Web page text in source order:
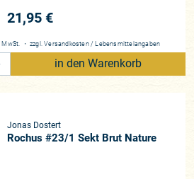
2018 hat sich Jonas Dostert in
sogenannten Naturwein-Winzer
Begriff ziemlich gegen den Strich
kulturelle Errungenschaft war (und
auf „natürliche“ Weise
was er, immer den jeweiligen
auslotet. Entsprechend gibt es kein
Pinot Noir wurde in vier Jahren
und erscheint auch zukünftig
21,95 €
MwSt. ・ zzgl.Versandkosten / Lebensmittelangaben
in den Warenkorb
Jonas Dostert
Rochus #23/1 Sekt Brut Nature